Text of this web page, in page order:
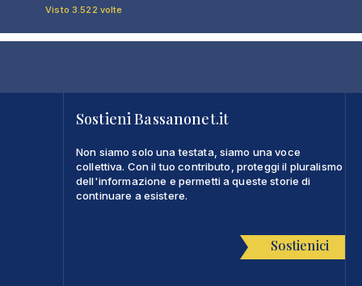
Visto 3.522 volte
Sostieni Bassanonet.it
Non siamo solo una testata, siamo una voce
collettiva. Con il tuo contributo, proteggi il pluralismo
dell'informazione e permetti a queste storie di
continuare a esistere.
Sostienici